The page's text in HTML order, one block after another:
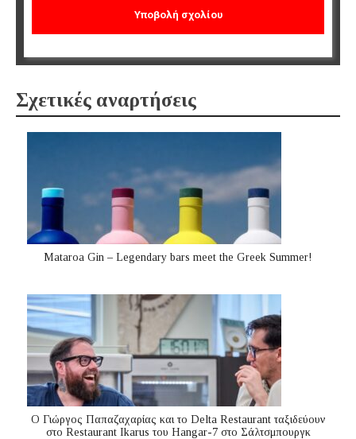
Σχετικές αναρτήσεις
Mataroa Gin – Legendary bars meet the Greek Summer!
Ο Γιώργος Παπαζαχαρίας και το Delta Restaurant ταξιδεύουν
στο Restaurant Ikarus του Hangar-7 στο Σάλτσμπουργκ